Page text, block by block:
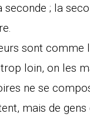
seconde ; la
sont comme
loin, on les
ne se
mais de